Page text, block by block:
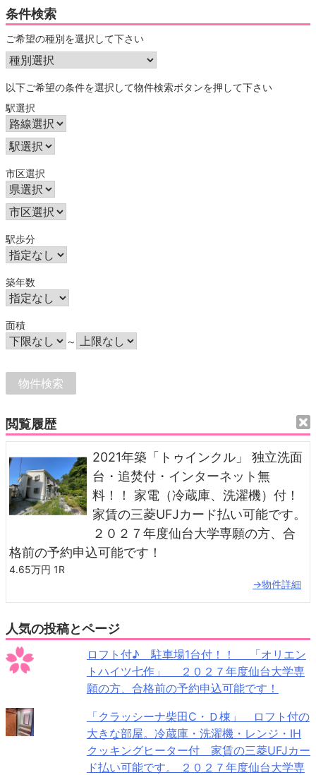
条件検索
ご希望の種別を選択して下さい
以下ご希望の条件を選択して物件検索ボタンを押して下さい
駅選択
市区選択
駅歩分
築年数
面積
～
閲覧履歴
2021年築「トゥインクル」 独立洗面
台・追焚付・インターネット無
料！！ 家電（冷蔵庫、洗濯機）付！
家賃の三菱UFJカード払い可能です。
２０２７年度仙台大学専願の方、合
格前の予約申込可能です！
4.65万円 1R
→物件詳細
人気の投稿とページ
ロフト付♪ 駐車場1台付！！ 「オリエン
トハイツ七作」 ２０２７年度仙台大学専
願の方、合格前の予約申込可能です！
「クラッシーナ柴田C・Ｄ棟」 ロフト付の
大きな部屋。冷蔵庫・洗濯機・レンジ・IH
クッキングヒーター付 家賃の三菱UFJカー
ド払い可能です。 ２０２７年度仙台大学専